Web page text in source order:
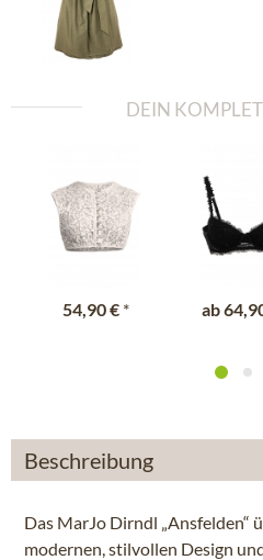
DEIN
54,90 € * ab
Beschreibung
Das MarJo Dirndl „Ansfelden“
modernen, stilvollen Design